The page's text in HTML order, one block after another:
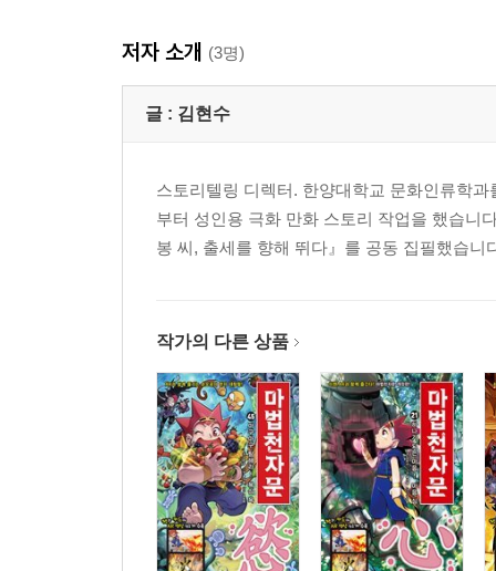
저자 소개 (3명)
글 : 김현수
스토리텔링 디렉터. 한양대학교 문화인류학
부터 성인용 극화 만화 스토리 작업을 했습니
봉 씨, 출세를 향해 뛰다』를 공동 집필했습니
작가의 다른 상품